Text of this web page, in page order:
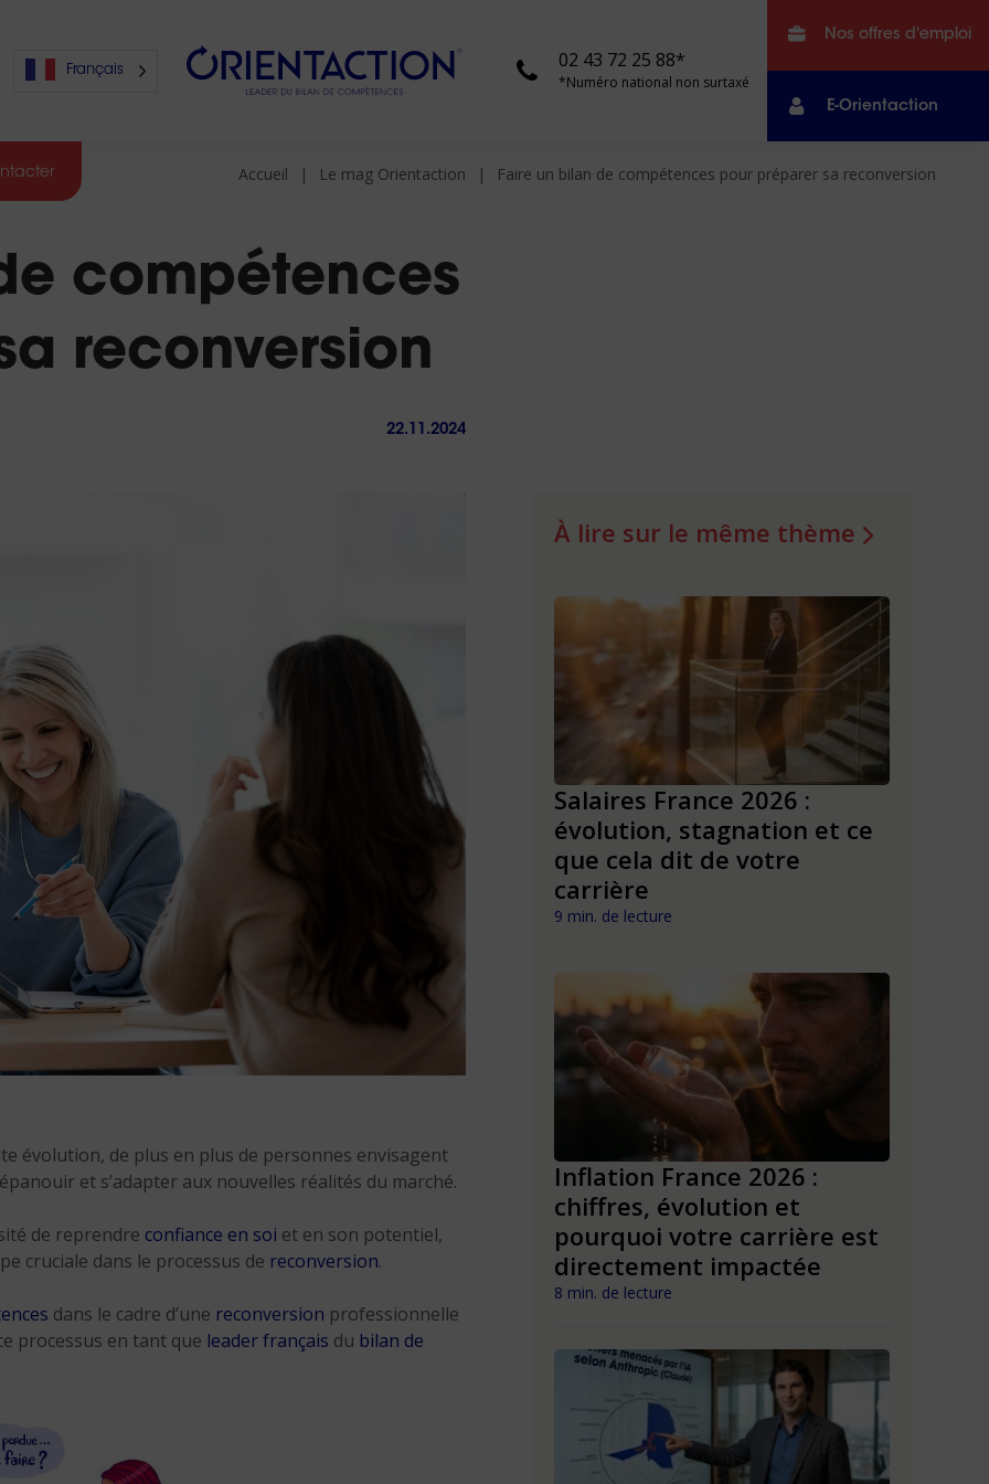
Français 02 43 72 25 88*
*Numéro national non surtaxé
Nos offres d'emploi
E-Orientaction
24h
Accueil Le mag Orientaction Faire un bilan de compétences pour préparer sa reconversion
compétences
reconversion
22.11.2024
évolution, de plus en plus de personnes envisagent
et s’adapter aux nouvelles réalités du marché.
de reprendre confiance en soi et en son potentiel,
cruciale dans le processus de reconversion.
dans le cadre d’une reconversion professionnelle
processus en tant que leader français du bilan de
À lire sur le même thème
Le retour du collectif : après
l’individualisme, les salariés
nous »
7 min. de lecture
Les métiers du social et du
8 min. de lecture
Salaires France 2026 :
évolution, stagnation et ce
que cela dit de votre
carrière
9 min. de lecture
Inflation France 2026 :
chiffres, évolution et
pourquoi votre carrière est
directement impactée
8 min. de lecture